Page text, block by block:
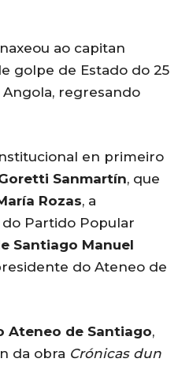
ao capitan
golpe de Estado do 25
regresando
en primeiro
Sanmartín, que
Rozas, a
Partido Popular
Santiago Manuel
do Ateneo de
Ateneo de Santiago,
da obra Crónicas dun